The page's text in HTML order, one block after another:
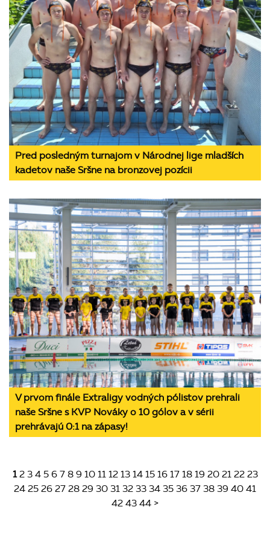
Pred posledným turnajom v Národnej lige mladších
kadetov naše Sršne na bronzovej pozícii
V prvom finále Extraligy vodných pólistov prehrali
naše Sršne s KVP Nováky o 10 gólov a v sérii
prehrávajú 0:1 na zápasy!
1 2 3 4 5 6 7 8 9 10 11 12 13 14 15 16 17 18 19 20 21 22 23
24 25 26 27 28 29 30 31 32 33 34 35 36 37 38 39 40 41
42 43 44 >